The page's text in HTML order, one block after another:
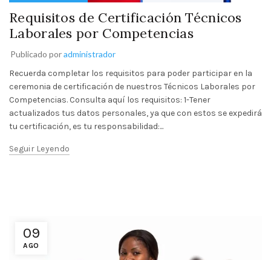
Requisitos de Certificación Técnicos
Laborales por Competencias
Publicado poradministrador
Recuerda completar los requisitos para poder participar en la
ceremonia de certificación de nuestros Técnicos Laborales por
Competencias. Consulta aquí los requisitos: 1-Tener
actualizados tus datos personales, ya que con estos se expedirá
tu certificación, es tu responsabilidad:...
Seguir Leyendo
09
AGO